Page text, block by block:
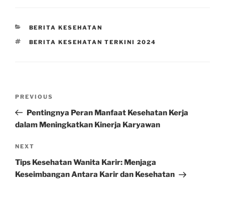
CATEGORIES
BERITA KESEHATAN
TAGS
BERITA KESEHATAN TERKINI 2024
Previous
Post
PREVIOUS
Pentingnya Peran Manfaat Kesehatan Kerja
dalam Meningkatkan Kinerja Karyawan
Next
Post
NEXT
Tips Kesehatan Wanita Karir: Menjaga
Keseimbangan Antara Karir dan Kesehatan